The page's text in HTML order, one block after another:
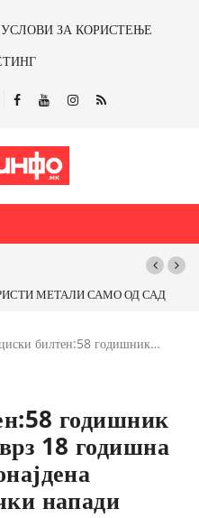
УСЛОВИ ЗА КОРИСТЕЊЕ
МЕТАЛИ САМО ОД САД
билтен:58 годишник…
годишник
18 годишна
напади